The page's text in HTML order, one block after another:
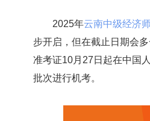
2025年云南中级经济
步开启，但在截止日期会
准考证10月27日起在中国
批次进行机考。